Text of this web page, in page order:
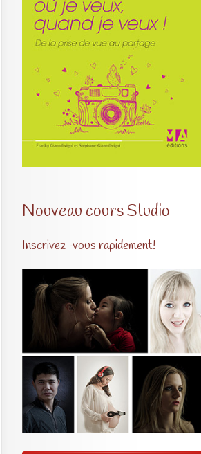
Nouveau cours Studio
Inscrivez-vous rapidement!